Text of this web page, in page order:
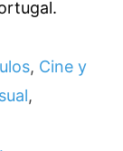
, Cine y
,